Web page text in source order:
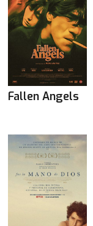
Fallen Angels